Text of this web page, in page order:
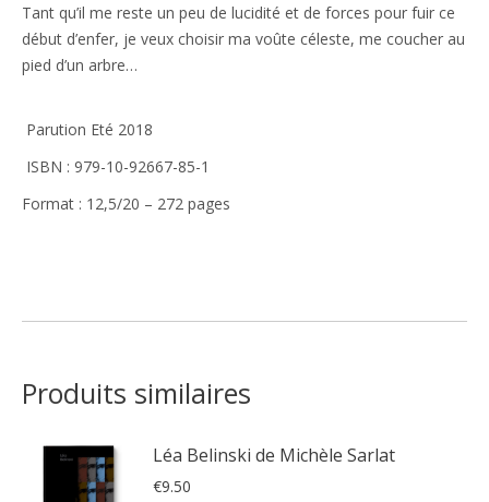
Tant qu’il me reste un peu de lucidité et de forces pour fuir ce
début d’enfer, je veux choisir ma voûte céleste, me coucher au
pied d’un arbre…
Parution Eté 2018
ISBN : 979-10-92667-85-1
Format : 12,5/20 – 272 pages
Produits similaires
Léa Belinski de Michèle Sarlat
€9.50